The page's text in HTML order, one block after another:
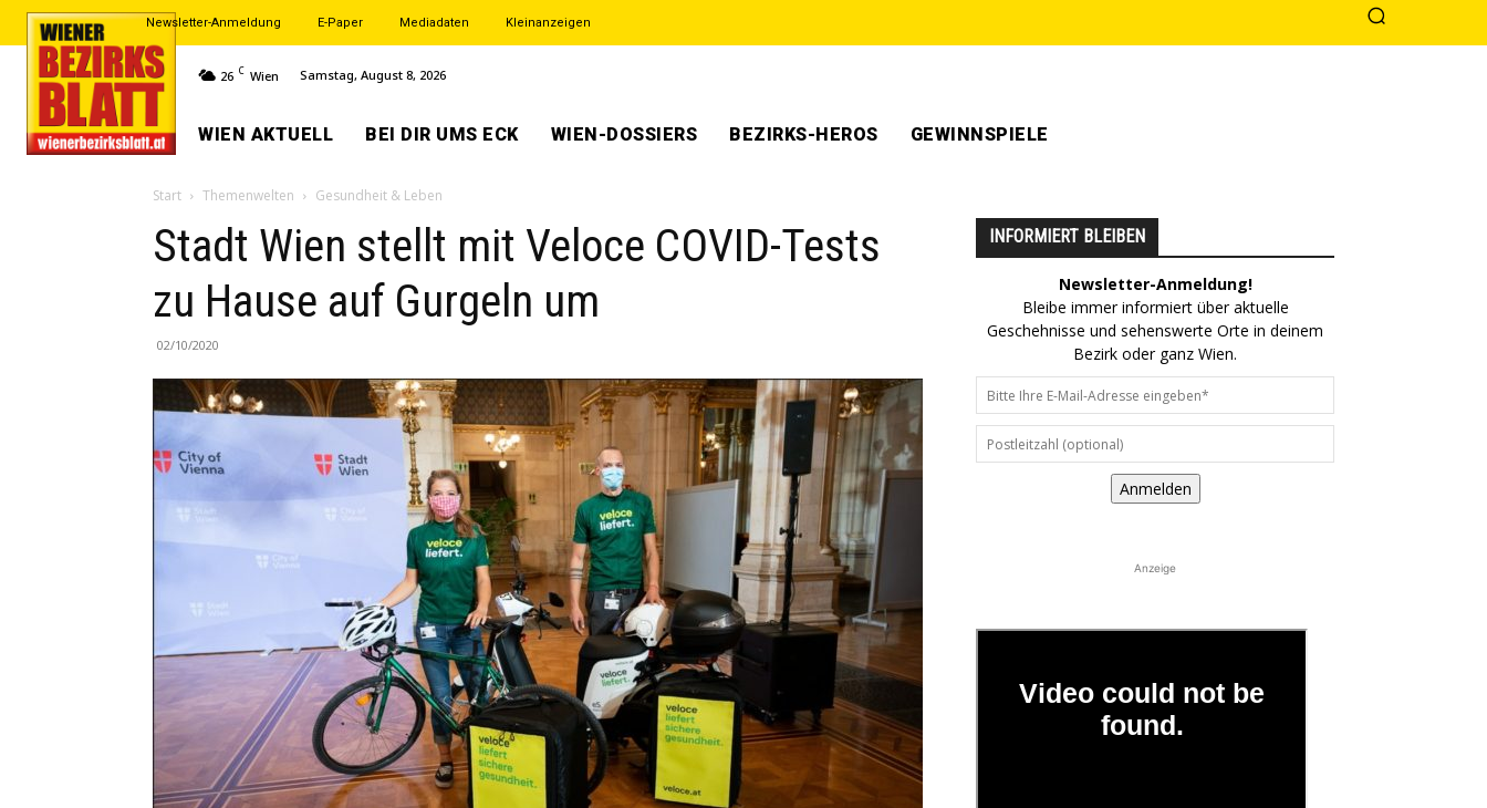
Newsletter-Anmeldung E-Paper Mediadaten Kleinanzeigen
26 C Wien Samstag, August 8, 2026
WIEN AKTUELL BEI DIR UMS ECK WIEN-DOSSIERS BEZIRKS-HEROS GEWINNSPIELE
Start Themenwelten Gesundheit & Leben
Stadt Wien stellt mit Veloce COVID-Tests
zu Hause auf Gurgeln um
02/10/2020
INFORMIERT BLEIBEN
Newsletter-Anmeldung!
Bleibe immer informiert über aktuelle
Geschehnisse und sehenswerte Orte in deinem
Bezirk oder ganz Wien.
Anmelden
Anzeige